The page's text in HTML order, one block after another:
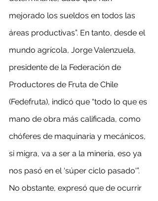
mejorado los sueldos en todos las
áreas productivas”. En tanto, desde el
mundo agrícola, Jorge Valenzuela,
presidente de la Federación de
Productores de Fruta de Chile
(Fedefruta), indicó que “todo lo que es
mano de obra más calificada, como
chóferes de maquinaria y mecánicos,
si migra, va a ser a la minería, eso ya
nos pasó en el ‘súper ciclo pasado'”.
No obstante, expresó que de ocurrir